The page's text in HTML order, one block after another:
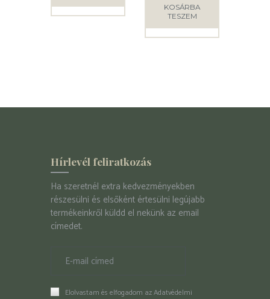
KOSÁRBA
TESZEM
Hírlevél feliratkozás
Ha szeretnél extra kedvezményekben
részesülni és elsőként értesülni legújabb
termékeinkről küldd el nekünk az email
címedet.
Elolvastam és elfogadom azAdatvédelmi